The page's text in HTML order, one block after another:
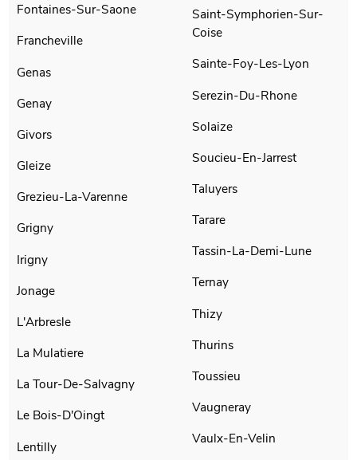
Fontaines-Sur-Saone
Francheville
Genas
Genay
Givors
Gleize
Grezieu-La-Varenne
Grigny
Irigny
Jonage
L'Arbresle
La Mulatiere
La Tour-De-Salvagny
Le Bois-D'Oingt
Lentilly
Saint-Symphorien-Sur-
Coise
Sainte-Foy-Les-Lyon
Serezin-Du-Rhone
Solaize
Soucieu-En-Jarrest
Taluyers
Tarare
Tassin-La-Demi-Lune
Ternay
Thizy
Thurins
Toussieu
Vaugneray
Vaulx-En-Velin